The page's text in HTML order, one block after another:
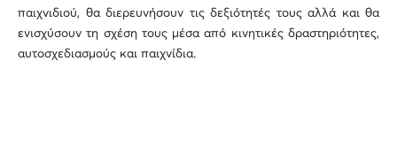
παιχνιδιού, θα διερευνήσουν τις δεξιότητές τους αλλά και θα
ενισχύσουν τη σχέση τους μέσα από κινητικές δραστηριότητες,
αυτοσχεδιασμούς και παιχνίδια.